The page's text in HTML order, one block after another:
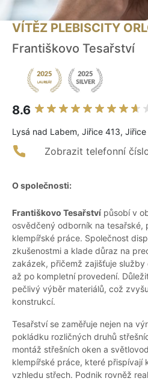
VÍTĚZ PLEBISCITY
Františkovo Tesařství
8.6
Lysá nad Labem, Jiřice 413, Jiřice
Zobrazit telefonní
O společnosti:
Františkovo Tesařství působí v
osvědčený odborník na tesařské,
klempířské práce. Společnost
zkušenostmi a klade důraz na
zakázek, přičemž zajišťuje
až po kompletní provedení.
pečlivý výběr materiálů, což
konstrukcí.
Tesařství se zaměřuje nejen na
pokládku rozličných druhů
montáž střešních oken a
klempířské práce, které přispívají
vzhledu střech. Podnik rovněž